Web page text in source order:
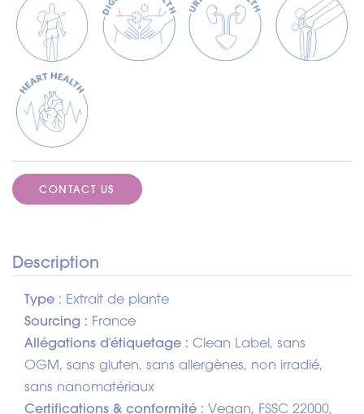
CONTACT US
Description
Type : Extrait de plante
Sourcing : France
Allégations d'étiquetage : Clean Label, sans
OGM, sans gluten, sans allergènes, non irradié,
sans nanomatériaux
Certifications & conformité : Vegan, FSSC 22000,